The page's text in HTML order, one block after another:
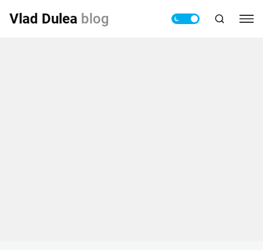
Vlad Dulea blog